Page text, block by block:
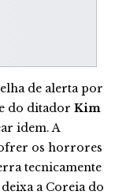
de alerta por
e do ditador Kim
idem. A
os horrores
tecnicamente
deixa a Coreia do